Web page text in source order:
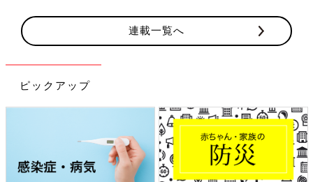
皆さんは、この夏どこかに行かれましたか？
連載一覧へ
ピックアップ